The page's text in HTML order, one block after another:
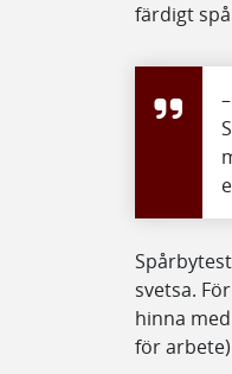
färdigt
svetsa.
hinna
för